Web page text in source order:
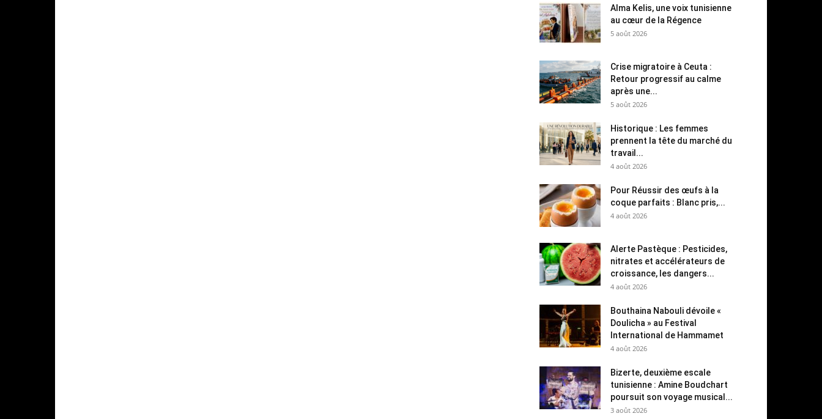
Alma Kelis, une voix tunisienne
au cœur de la Régence
5 août 2026
Crise migratoire à Ceuta :
Retour progressif au calme
après une...
5 août 2026
Historique : Les femmes
prennent la tête du marché du
travail...
4 août 2026
Pour Réussir des œufs à la
coque parfaits : Blanc pris,...
4 août 2026
Alerte Pastèque : Pesticides,
nitrates et accélérateurs de
croissance, les dangers...
4 août 2026
Bouthaina Nabouli dévoile «
Doulicha » au Festival
International de Hammamet
4 août 2026
Bizerte, deuxième escale
tunisienne : Amine Boudchart
poursuit son voyage musical...
3 août 2026